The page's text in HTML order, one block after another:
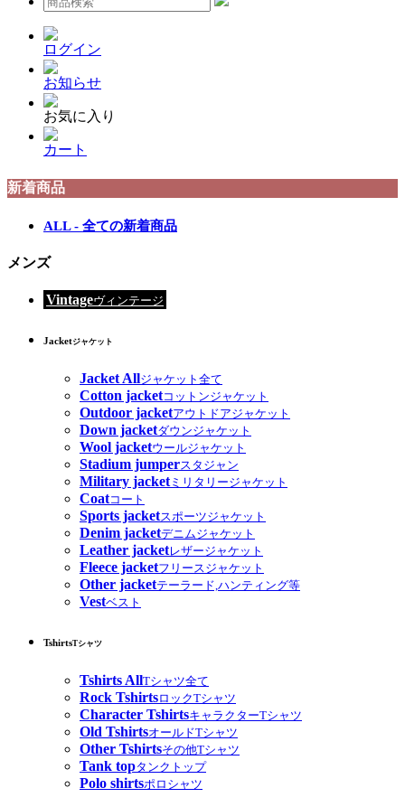
ログイン
お知らせ
お気に入り
カート
新着商品
ALL - 全ての新着商品
メンズ
Vintageヴィンテージ
Jacketジャケット
Jacket Allジャケット全て
Cotton jacketコットンジャケット
Outdoor jacketアウトドアジャケット
Down jacketダウンジャケット
Wool jacketウールジャケット
Stadium jumperスタジャン
Military jacketミリタリージャケット
Coatコート
Sports jacketスポーツジャケット
Denim jacketデニムジャケット
Leather jacketレザージャケット
Fleece jacketフリースジャケット
Other jacketテーラード,ハンティング等
Vestベスト
TshirtsTシャツ
Tshirts AllTシャツ全て
Rock TshirtsロックTシャツ
Character TshirtsキャラクターTシャツ
Old TshirtsオールドTシャツ
Other Tshirtsその他Tシャツ
Tank topタンクトップ
Polo shirtsポロシャツ